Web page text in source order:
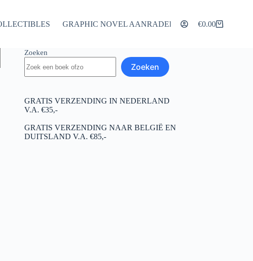
GRAPHIC NOVEL AANRADERS ARTIKELEN
Winkelwagen
€0.00
Zoeken
Zoeken
GRATIS VERZENDING IN NEDERLAND
V.A. €35,-
GRATIS VERZENDING NAAR BELGIË EN
DUITSLAND V.A. €85,-